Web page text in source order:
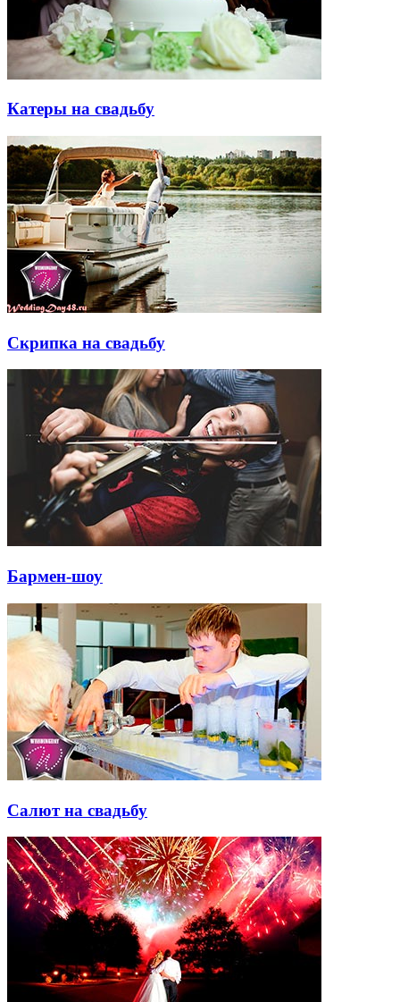
Катеры на свадьбу
Скрипка на свадьбу
Бармен-шоу
Салют на свадьбу